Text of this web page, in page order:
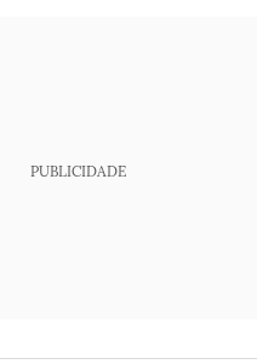
PUBLICIDADE